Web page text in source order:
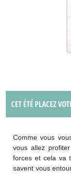
CET ÉTÉ PLACEZ
Comme vous
vous allez
forces et cela va
savent vous